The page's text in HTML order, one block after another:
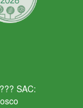
SAC: